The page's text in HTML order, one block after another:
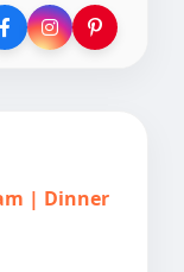
| Dinner